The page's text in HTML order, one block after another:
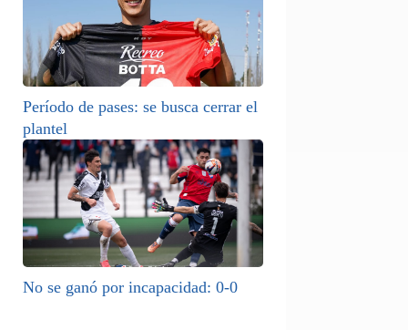
Período de pases: se busca cerrar el
plantel
No se ganó por incapacidad: 0-0